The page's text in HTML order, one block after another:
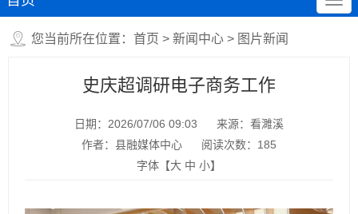
您当前所在位置： 首页 > 新闻中心 > 图片新闻
史庆超调研电子商务工作
日期：2026/07/06 09:03
来源：看濉溪
作者：县融媒体中心
阅读次数： 185
字体【大 中 小】